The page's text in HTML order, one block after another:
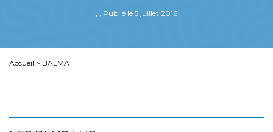
, , Publié le 5 juillet 2016
Accueil > BALMA